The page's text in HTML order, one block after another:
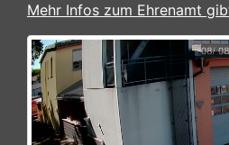
Mehr Infos zum Ehrenamt